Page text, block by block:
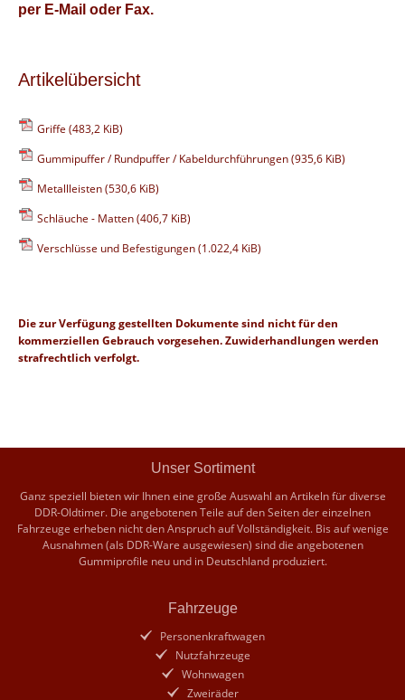
per E-Mail oder Fax.
Artikelübersicht
Griffe (483,2 KiB)
Gummipuffer / Rundpuffer / Kabeldurchführungen(935,6 KiB)
Metallleisten(530,6 KiB)
Schläuche - Matten(406,7 KiB)
Verschlüsse und Befestigungen(1.022,4 KiB)
Die zur Verfügung gestellten Dokumente sind nicht für den
kommerziellen Gebrauch vorgesehen. Zuwiderhandlungen werden
strafrechtlich verfolgt.
Unser Sortiment
Ganz speziell bieten wir Ihnen eine große Auswahl an Artikeln für diverse
DDR-Oldtimer. Die angebotenen Teile auf den Seiten der einzelnen
Fahrzeuge erheben nicht den Anspruch auf Vollständigkeit. Bis auf wenige
Ausnahmen (als DDR-Ware ausgewiesen) sind die angebotenen
Gummiprofile neu und in Deutschland produziert.
Fahrzeuge
Personenkraftwagen
Nutzfahrzeuge
Wohnwagen
Zweiräder